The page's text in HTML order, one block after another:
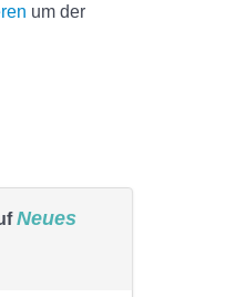
um der
Neues